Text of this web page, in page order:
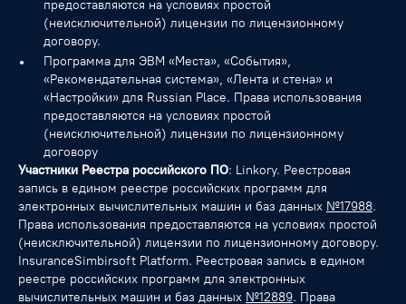
предоставляются на условиях простой
(неисключительной) лицензии по лицензионному
договору.
Программа для ЭВМ «Места», «События»,
«Рекомендательная система», «Лента и стена» и
«Настройки» для Russian Place. Права использования
предоставляются на условиях простой
(неисключительной) лицензии по лицензионному
договору
Участники Реестра российского ПО: Linkory. Реестровая
запись в едином реестре российских программ для
электронных вычислительных машин и баз данных №17988.
Права использования предоставляются на условиях простой
(неисключительной) лицензии по лицензионному договору.
InsuranceSimbirsoft Platform. Реестровая запись в едином
реестре российских программ для электронных
вычислительных машин и баз данных №12889. Права